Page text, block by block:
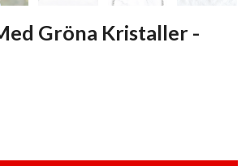
Gröna Kristaller -